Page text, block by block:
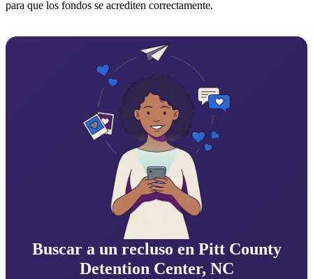
para que los fondos se acrediten correctamente.
Buscar a un recluso en Pitt County
Detention Center, NC